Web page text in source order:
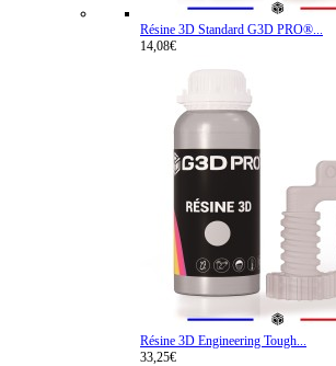
Résine 3D Standard G3D PRO®...
14,08€
Résine 3D Engineering Tough...
33,25€